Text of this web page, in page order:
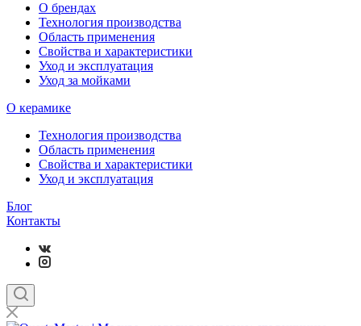
О брендах
Технология производства
Область применения
Свойства и характеристики
Уход и эксплуатация
Уход за мойками
О керамике
Технология производства
Область применения
Свойства и характеристики
Уход и эксплуатация
Блог
Контакты